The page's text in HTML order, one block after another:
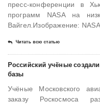
пресс-конференции в
программ NASA на
Вайгел.Изображение:
Читать всю статью
Российский учёные
базы
Учёные Московского
заказу Роскосмоса